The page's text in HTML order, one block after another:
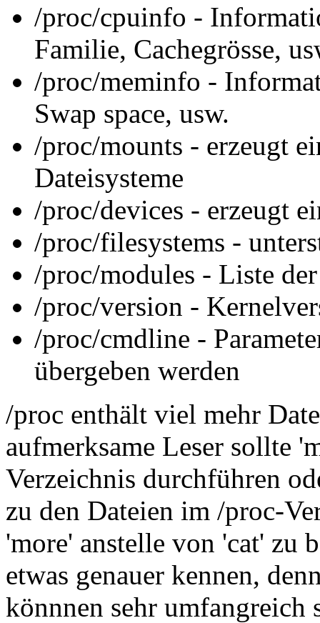
/proc/cpuinfo -
Familie, Cachegrösse,
/proc/meminfo -
Swap space, usw.
/proc/mounts - erzeugt
Dateisysteme
/proc/devices - erzeugt
/proc/filesystems -
/proc/modules - Liste
/proc/version -
/proc/cmdline -
übergeben werden
/proc enthält viel mehr
aufmerksame Leser sollte
Verzeichnis durchführen
zu den Dateien im /proc-
'more' anstelle von 'cat' zu
etwas genauer kennen,
könnnen sehr umfangreich